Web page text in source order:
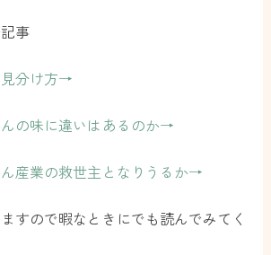
事
分け方→
の味に違いはあるのか→
産業の救世主となりうるか→
すので暇なときにでも読んでみてく